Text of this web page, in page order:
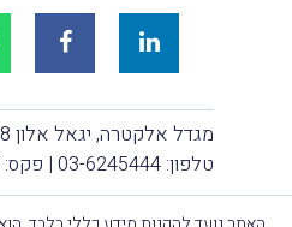
מגדל אלקטרה, יגאל אלון 98, תל-אביב 6789141
טלפון: 03-6245444 | פקס: 03-6245999